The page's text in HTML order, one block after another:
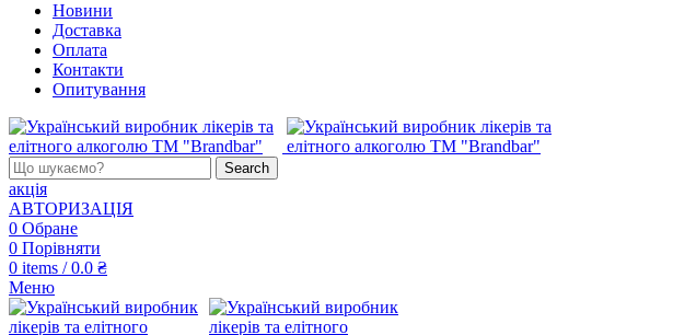
Новини
Доставка
Оплата
Контакти
Опитування
Search
акція
АВТОРИЗАЦІЯ
0 Обране
0 Порівняти
0 items / 0.0 ₴
Меню